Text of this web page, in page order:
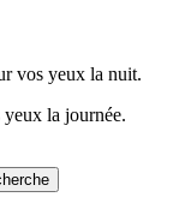
vos yeux la nuit.
yeux la journée.